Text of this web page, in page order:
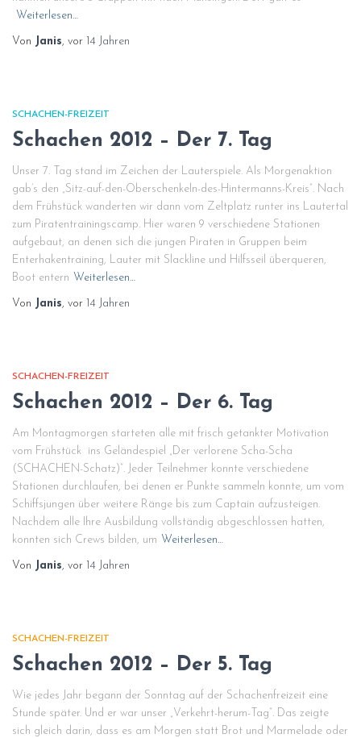
Weiterlesen…
Von Janis, vor 14 Jahren
SCHACHEN-FREIZEIT
Schachen 2012 – Der 7. Tag
Unser 7. Tag stand im Zeichen der Lauterspiele. Als Morgenaktion
gab’s den „Sitz-auf-den-Oberschenkeln-des-Hintermanns-Kreis“. Nach
dem Frühstück wanderten wir dann vom Zeltplatz runter ins Lautertal
zum Piratentrainingscamp. Hier waren 9 verschiedene Stationen
aufgebaut, an denen sich die jungen Piraten in Gruppen beim
Enterhakentraining, Lauter mit Slackline und Hilfsseil überqueren,
Boot entern Weiterlesen…
Von Janis, vor 14 Jahren
SCHACHEN-FREIZEIT
Schachen 2012 – Der 6. Tag
Am Montagmorgen starteten alle mit frisch getankter Motivation
vom Frühstück ins Geländespiel „Der verlorene Scha-Scha
(SCHACHEN-Schatz)“. Jeder Teilnehmer konnte verschiedene
Stationen durchlaufen, bei denen er Punkte sammeln konnte, um vom
Schiffsjungen über weitere Ränge bis zum Captain aufzusteigen.
Nachdem alle Ihre Ausbildung vollständig abgeschlossen hatten,
konnten sich Crews bilden, um Weiterlesen…
Von Janis, vor 14 Jahren
SCHACHEN-FREIZEIT
Schachen 2012 – Der 5. Tag
Wie jedes Jahr begann der Sonntag auf der Schachenfreizeit eine
Stunde später. Und er war unser „Verkehrt-herum-Tag“. Das zeigte
sich gleich darin, dass es am Morgen statt Brot und Marmelade oder